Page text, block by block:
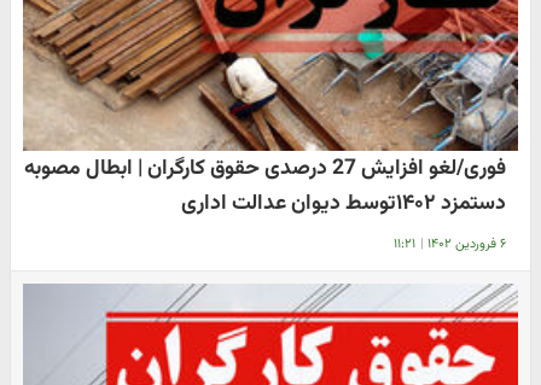
فوری/لغو افزایش 27 درصدی حقوق کارگران | ابطال مصوبه
دستمزد ۱۴۰۲توسط دیوان عدالت اداری
۶ فروردین ۱۴۰۲ | ۱۱:۲۱